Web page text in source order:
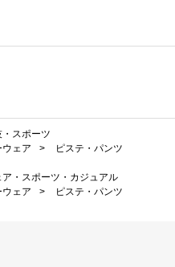
・スポーツ
ェア >
ピステ・パンツ
ア・スポーツ・カジュアル
ェア >
ピステ・パンツ